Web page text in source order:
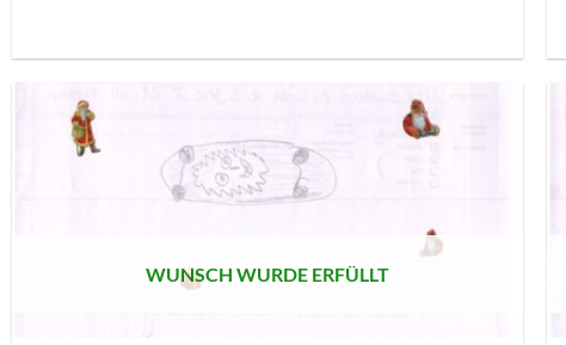
WUNSCH WURDE ERFÜLLT